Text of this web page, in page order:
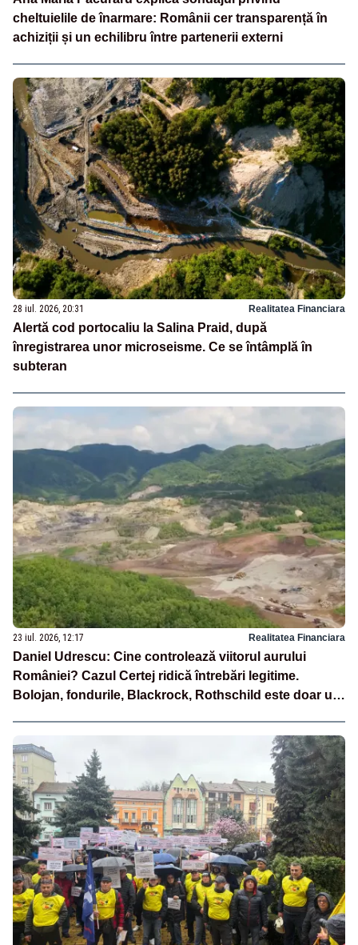
cheltuielile de înarmare: Românii cer transparență în
achiziții și un echilibru între partenerii externi
28 iul. 2026, 20:31 Realitatea Financiara
Alertă cod portocaliu la Salina Praid, după
înregistrarea unor microseisme. Ce se întâmplă în
subteran
23 iul. 2026, 12:17 Realitatea Financiara
Daniel Udrescu: Cine controlează viitorul aurului
României? Cazul Certej ridică întrebări legitime.
Bolojan, fondurile, Blackrock, Rothschild este doar un